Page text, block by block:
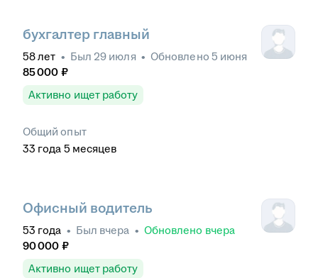
бухгалтер главный
58лет • Был 29 июля • Обновлено 5 июня
85 000 ₽
Активно ищет работу
Общий опыт
33 года 5 месяцев
Офисный водитель
53 года • Был вчера • Обновлено вчера
90 000 ₽
Активно ищет работу